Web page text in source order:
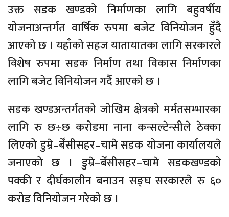
उक्त सडक खण्डको निर्माणका लागि बहुवर्षीय
योजनाअन्तर्गत वार्षिक रुपमा बजेट विनियोजन हुँदै
आएको छ । यहाँको सहज यातायातका लागि सरकारले
विशेष रुपमा सडक निर्माण तथा विकास निर्माणका
लागि बजेट विनियोजन गर्दै आएको छ ।
सडक खण्डअन्तर्गतको जोखिम क्षेत्रको मर्मतसम्भारका
लागि रु छ÷छ करोडमा नाना कन्सल्टेन्सीले ठेक्का
लिएको डुम्रे–बेँसीसहर–चामे सडक योजना कार्यालयले
जनाएको छ । डुम्रे–बेँसीसहर–चामे सडकखण्डको
पक्की र दीर्घकालीन बनाउन सङ्घ सरकारले रु ६०
करोड विनियोजन गरेको छ ।